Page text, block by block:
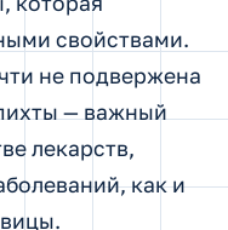
свойствами.
не подвержена
— важный
лекарств,
как и